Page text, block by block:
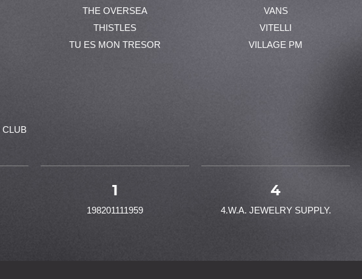
THE OVERSEA
THISTLES
TU ES MON TRESOR
VANS
VITELLI
VILLAGE PM
1
198201111959
4
4.W.A. JEWELRY SUPPLY.